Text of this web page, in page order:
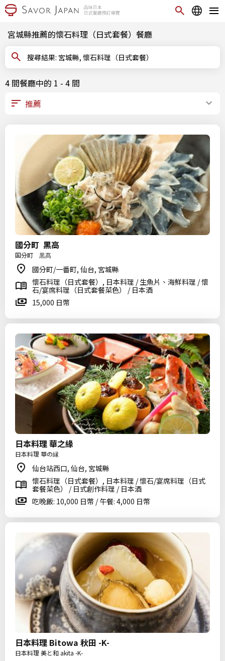
宮城縣推薦的懷石料理（日式套餐）餐廳
搜尋結果: 宮城縣, 懷石料理（日式套餐）
4 間餐廳中的 1 - 4 間
國分町 黑高
国分町 黒髙
國分町/一番町, 仙台, 宮城縣
懷石料理（日式套餐）, 日本料理 / 生魚片、海鮮料理 / 懷
石/宴席料理（日式套餐菜色） / 日本酒
15,000 日幣
日本料理 華之緣
日本料理 華の縁
仙台站西口, 仙台, 宮城縣
懷石料理（日式套餐）, 日本料理 / 懷石/宴席料理（日式
套餐菜色） / 日式創作料理 / 日本酒
吃晚飯: 10,000 日幣 / 午餐: 4,000 日幣
日本料理 Bitowa 秋田 -K-
日本料理 美と和 akita -K-